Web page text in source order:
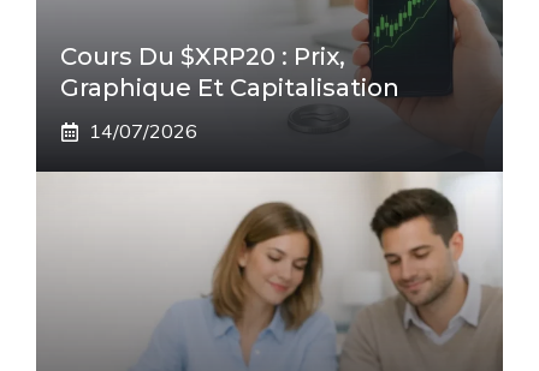
Cours Du $XRP20 : Prix,
Graphique Et Capitalisation
14/07/2026